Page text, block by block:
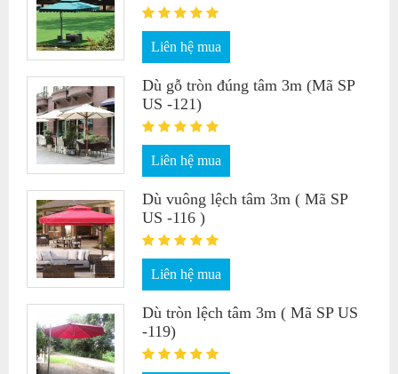
Liên hệ mua
Dù gỗ tròn đúng tâm 3m (Mã SP
US -121)
Liên hệ mua
Dù vuông lệch tâm 3m ( Mã SP
US -116 )
Liên hệ mua
Dù tròn lệch tâm 3m ( Mã SP US
-119)